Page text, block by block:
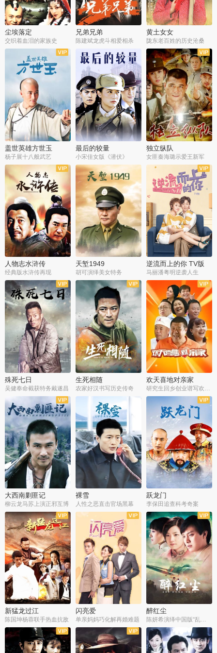
尘埃落定
交织着血泪的家族史
兄弟兄弟
陈建斌龙虎斗相爱相杀
黄土女女
陇东老百姓的历史沧桑
全36集
盖世英雄方世玉
杨子展十八般武艺
全28集
最后的较量
小宋佳女版《潜伏》
全44集
独立纵队
女匪秦海璐示爱王新军
全40集
人物志水浒传
经典版水浒传再现
全30集
天堑1949
胡可演绎美女特务
全43集
逆流而上的你 TV版
马丽潘粤明逆袭人生
全34集
殊死七日
吴健奉命截获特务戴遂昌
全21集
生死相随
农家好汉书写历史传奇
全35集
欢天喜地对亲家
大西南剿匪记
柳云龙马苏上演正邪互博
全21集
裸雪
人性之恶直击官场黑幕
全30集
跃龙门
李保田追查科考奇案
全36集
新猛龙过江
陈国坤杨蓉联手热血抗敌
全37集
闪亮爱
单亲妈妈巧化解再婚难题
全30集
醉红尘
陈妍希演绎中国版“乱世佳人”
全30集
全30集 全30集